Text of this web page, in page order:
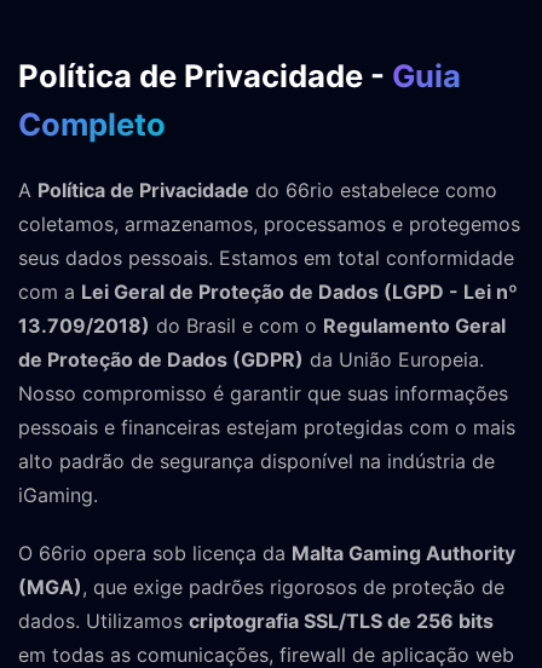
Política de Privacidade - Guia
Completo
A Política de Privacidade do 66rio estabelece como
coletamos, armazenamos, processamos e protegemos
seus dados pessoais. Estamos em total conformidade
com a Lei Geral de Proteção de Dados (LGPD - Lei nº
13.709/2018) do Brasil e com o Regulamento Geral
de Proteção de Dados (GDPR) da União Europeia.
Nosso compromisso é garantir que suas informações
pessoais e financeiras estejam protegidas com o mais
alto padrão de segurança disponível na indústria de
iGaming.
O 66rio opera sob licença da Malta Gaming Authority
(MGA), que exige padrões rigorosos de proteção de
dados. Utilizamos criptografia SSL/TLS de 256 bits
em todas as comunicações, firewall de aplicação web